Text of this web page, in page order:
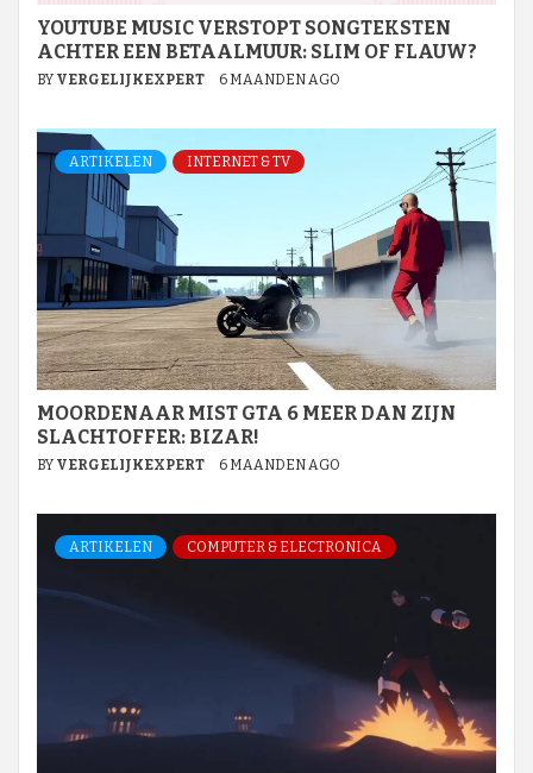
YOUTUBE MUSIC VERSTOPT SONGTEKSTEN
ACHTER EEN BETAALMUUR: SLIM OF FLAUW?
BY VERGELIJKEXPERT 6 MAANDEN AGO
ARTIKELEN INTERNET & TV
MOORDENAAR MIST GTA 6 MEER DAN ZIJN
SLACHTOFFER: BIZAR!
BY VERGELIJKEXPERT 6 MAANDEN AGO
ARTIKELEN COMPUTER & ELECTRONICA